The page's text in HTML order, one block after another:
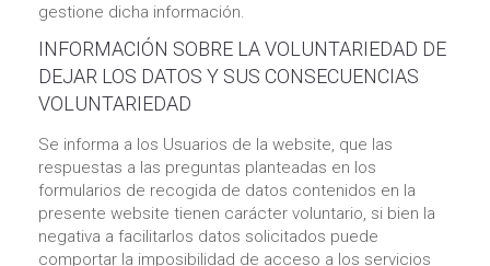
gestione dicha información.
INFORMACIÓN SOBRE LA VOLUNTARIEDAD DE
DEJAR LOS DATOS Y SUS CONSECUENCIAS
VOLUNTARIEDAD
Se informa a los Usuarios de la website, que las
respuestas a las preguntas planteadas en los
formularios de recogida de datos contenidos en la
presente website tienen carácter voluntario, si bien la
negativa a facilitarlos datos solicitados puede
comportar la imposibilidad de acceso a los servicios